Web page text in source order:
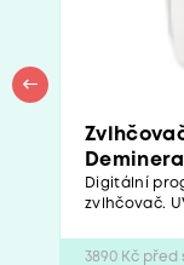
Digitální
zvlhčovač.
3890 Kč před